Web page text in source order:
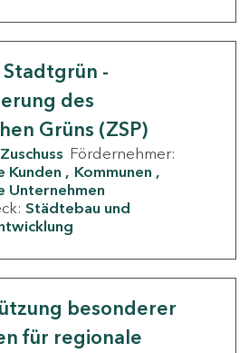
-
des
Grüns (ZSP)
Zuschuss Fördernehmer:
Kunden
Kommunen
Unternehmen
Städtebau und
besonderer
für regionale